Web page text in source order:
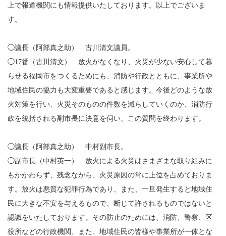
上で報道機関にも情報提供いたしております。以上でございま
す。
◯議長（阿部真之助） 古川清文議員。
◯17番（古川清文） 放火がなくなり、火災が少ない安心して暮
らせる福岡市をつくるためにも、消防や行政とともに、事業所や
地域住民の協力も大変重要であると感じます。今後どのような放
火対策を行い、火災そのものの件数を減らしていくのか、消防行
政を統括される副市長に決意を伺い、この質問を終わります。
◯議長（阿部真之助） 中村副市長。
◯副市長（中村英一） 放火による火災はさまざまな取り組みに
もかかわらず、残念ながら、火災原因の常に上位を占めておりま
す。放火は悪質な犯罪行為であり、また、一旦発生すると地域住
民に大きな不安を与えるもので、断じて許されるものではないと
認識をいたしております。その防止のためには、消防、警察、区
役所などの行政機関、また、地域住民の皆様や事業所が一体とな